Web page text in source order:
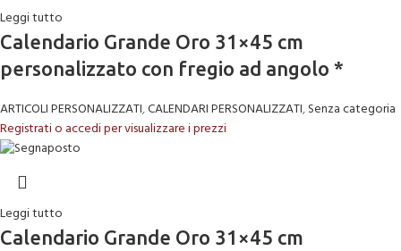
Leggi tutto
Calendario Grande Oro 31×45 cm
personalizzato con fregio ad angolo *
ARTICOLI PERSONALIZZATI,CALENDARI PERSONALIZZATI,Senza categoria
Registrati o accedi per visualizzare i prezzi
Leggi tutto
Calendario Grande Oro 31×45 cm